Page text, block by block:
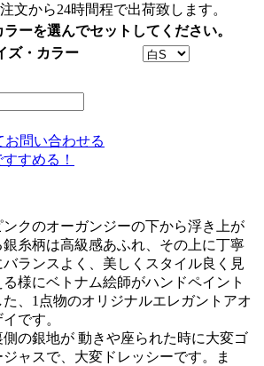
文から24時間程で出荷致します。
ーを選んでセットしてください。
ズ・カラー
お問い合わせる
すめる！
ンクのオーガンジーの下から浮き上が
銀糸柄は高級感あふれ、その上に丁寧
バランスよく、美しくスタイル良く見
る様にベトナム絵師がハンドペイント
た、1点物のオリジナルエレガントアオ
です。
側の銀地が 動きや座られた時に大変ゴ
ジャスで、大変ドレッシーです。ま